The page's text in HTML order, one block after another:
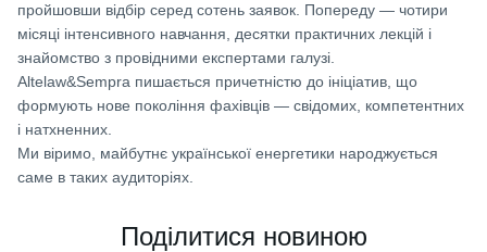
пройшовши відбір серед сотень заявок. Попереду — чотири
місяці інтенсивного навчання, десятки практичних лекцій і
знайомство з провідними експертами галузі.
Altelaw&Sempra пишається причетністю до ініціатив, що
формують нове покоління фахівців — свідомих, компетентних
і натхненних.
Ми віримо, майбутнє української енергетики народжується
саме в таких аудиторіях.
Поділитися новиною